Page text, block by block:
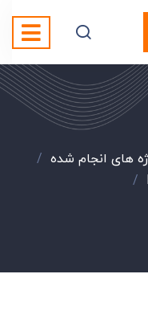
های انجام شده /
/